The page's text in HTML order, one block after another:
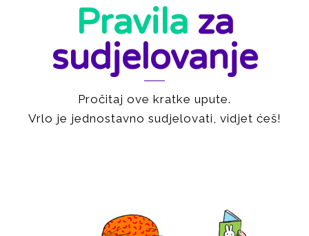
Pravila za
sudjelovanje
Pročitaj ove kratke upute.
Vrlo je jednostavno sudjelovati, vidjet ćeš!